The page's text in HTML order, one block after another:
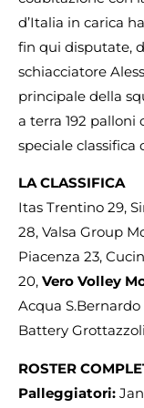
d’Italia in carica
fin qui disputate,
schiacciatore
principale della
a terra 192 palloni
speciale
LA CLASSIFICA
Itas Trentino 29,
28, Valsa Group
Piacenza 23,
20, Vero Volley
Acqua S.Bernardo
Battery
ROSTER
Palleggiatori: